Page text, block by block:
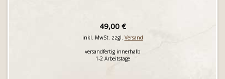
49,00 €
inkl. MwSt. zzgl. Versand
versandfertig innerhalb
1-2 Arbeitstage